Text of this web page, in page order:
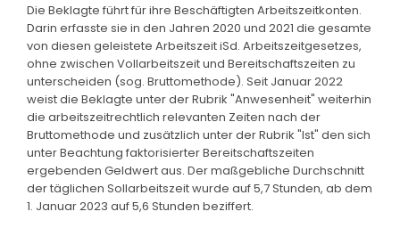
Die Beklagte führt für ihre Beschäftigten Arbeitszeitkonten.
Darin erfasste sie in den Jahren 2020 und 2021 die gesamte
von diesen geleistete Arbeitszeit iSd. Arbeitszeitgesetzes,
ohne zwischen Vollarbeitszeit und Bereitschaftszeiten zu
unterscheiden (sog. Bruttomethode). Seit Januar 2022
weist die Beklagte unter der Rubrik "Anwesenheit" weiterhin
die arbeitszeitrechtlich relevanten Zeiten nach der
Bruttomethode und zusätzlich unter der Rubrik "Ist" den sich
unter Beachtung faktorisierter Bereitschaftszeiten
ergebenden Geldwert aus. Der maßgebliche Durchschnitt
der täglichen Sollarbeitszeit wurde auf 5,7 Stunden, ab dem
1. Januar 2023 auf 5,6 Stunden beziffert.